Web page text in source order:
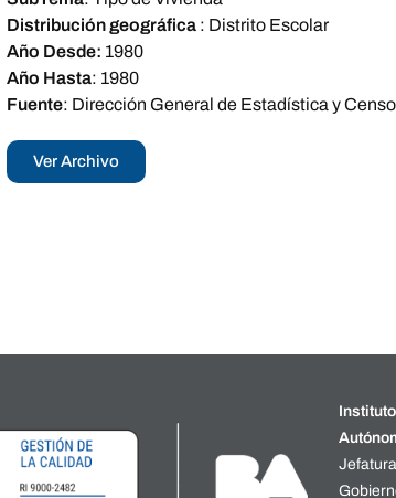
Distribución geográfica : Distrito Escolar
Año Desde: 1980
Año Hasta: 1980
Fuente: Dirección General de Estadística y
Ver Archivo